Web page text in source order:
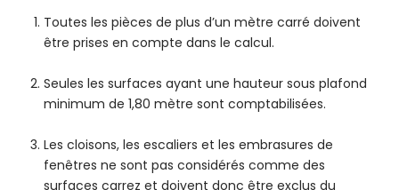
Toutes les pièces de plus d’un mètre carré doivent
être prises en compte dans le calcul.
Seules les surfaces ayant une hauteur sous plafond
minimum de 1,80 mètre sont comptabilisées.
Les cloisons, les escaliers et les embrasures de
fenêtres ne sont pas considérés comme des
surfaces carrez et doivent donc être exclus du